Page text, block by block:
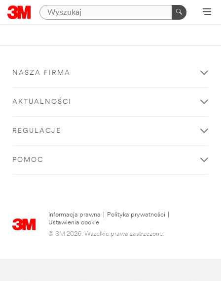
NASZA FIRMA
AKTUALNOŚCI
REGULACJE
POMOC
Informacja prawna Polityka prywatności
Ustawienia cookie
© 3M 2026. Wszelkie prawa zastrzeżone.